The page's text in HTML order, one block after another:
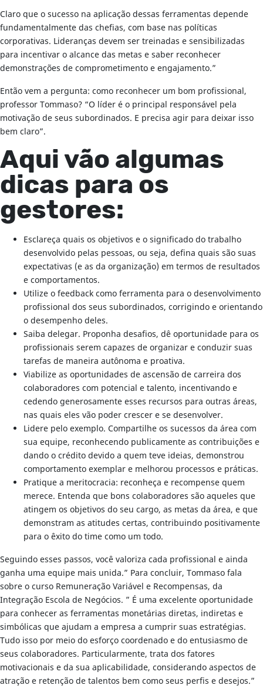
Claro que o sucesso na aplicação dessas ferramentas depende
fundamentalmente das chefias, com base nas políticas
corporativas. Lideranças devem ser treinadas e sensibilizadas
para incentivar o alcance das metas e saber reconhecer
demonstrações de comprometimento e engajamento.”
Então vem a pergunta: como reconhecer um bom profissional,
professor Tommaso? “O líder é o principal responsável pela
motivação de seus subordinados. E precisa agir para deixar isso
bem claro”.
Aqui vão algumas
dicas para os
gestores:
Esclareça quais os objetivos e o significado do trabalho
desenvolvido pelas pessoas, ou seja, defina quais são suas
expectativas (e as da organização) em termos de resultados
e comportamentos.
Utilize o feedback como ferramenta para o desenvolvimento
profissional dos seus subordinados, corrigindo e orientando
o desempenho deles.
Saiba delegar. Proponha desafios, dê oportunidade para os
profissionais serem capazes de organizar e conduzir suas
tarefas de maneira autônoma e proativa.
Viabilize as oportunidades de ascensão de carreira dos
colaboradores com potencial e talento, incentivando e
cedendo generosamente esses recursos para outras áreas,
nas quais eles vão poder crescer e se desenvolver.
Lidere pelo exemplo. Compartilhe os sucessos da área com
sua equipe, reconhecendo publicamente as contribuições e
dando o crédito devido a quem teve ideias, demonstrou
comportamento exemplar e melhorou processos e práticas.
Pratique a meritocracia: reconheça e recompense quem
merece. Entenda que bons colaboradores são aqueles que
atingem os objetivos do seu cargo, as metas da área, e que
demonstram as atitudes certas, contribuindo positivamente
para o êxito do time como um todo.
Seguindo esses passos, você valoriza cada profissional e ainda
ganha uma equipe mais unida.” Para concluir, Tommaso fala
sobre o curso Remuneração Variável e Recompensas, da
Integração Escola de Negócios. ” É uma excelente oportunidade
para conhecer as ferramentas monetárias diretas, indiretas e
simbólicas que ajudam a empresa a cumprir suas estratégias.
Tudo isso por meio do esforço coordenado e do entusiasmo de
seus colaboradores. Particularmente, trata dos fatores
motivacionais e da sua aplicabilidade, considerando aspectos de
atração e retenção de talentos bem como seus perfis e desejos.”